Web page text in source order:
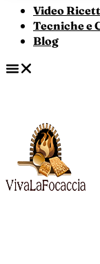
Video
Tecniche e
Blog